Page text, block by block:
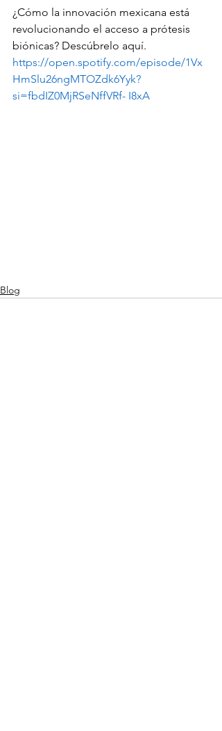
¿Cómo la innovación mexicana está
revolucionando el acceso a prótesis
biónicas? Descúbrelo aquí.
https://open.spotify.com/episode/1Vx
HmSlu26ngMTOZdk6Yyk?
si=fbdIZ0MjRSeNffVRf- I8xA
Blog